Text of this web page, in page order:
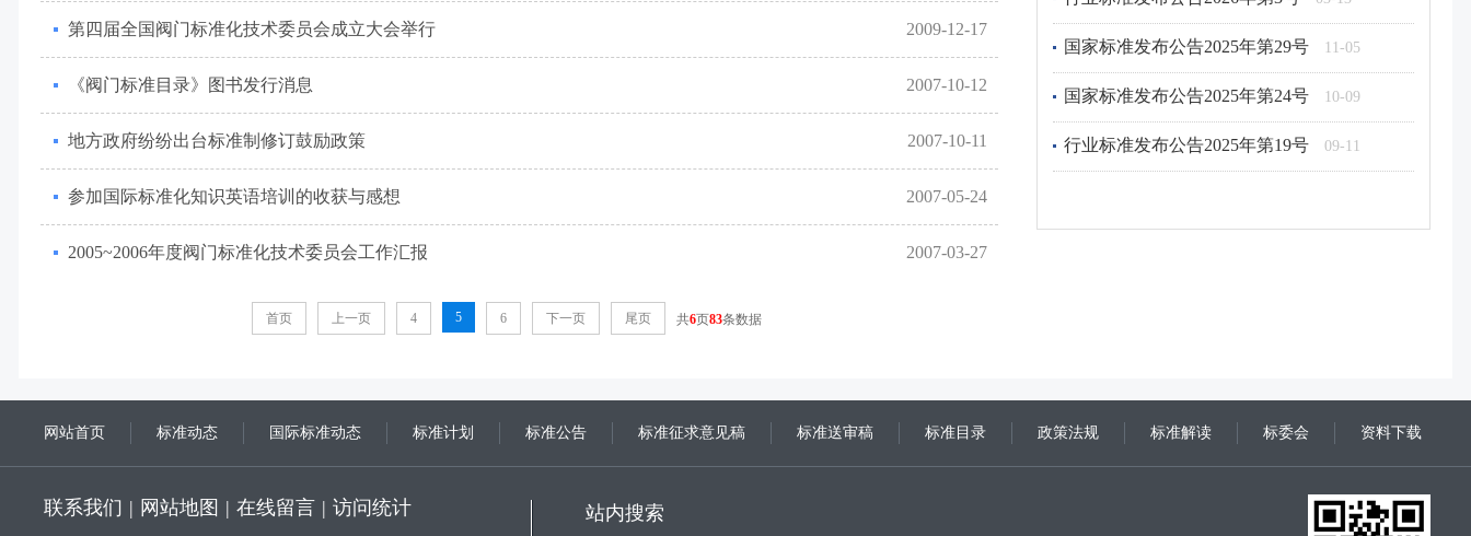
第四届全国阀门标准化技术委员会成立大会举行 2009-12-17
《阀门标准目录》图书发行消息 2007-10-12
地方政府纷纷出台标准制修订鼓励政策 2007-10-11
参加国际标准化知识英语培训的收获与感想 2007-05-24
2005~2006年度阀门标准化技术委员会工作汇报 2007-03-27
首页 上一页 4 5 6 下一页 尾页 共6页83条数据
国家标准发布公告2025年第29号 11-05
国家标准发布公告2025年第24号 10-09
行业标准发布公告2025年第19号 09-11
网站首页 标准动态 国际标准动态 标准计划 标准公告 标准征求意见稿 标准送审稿 标准目录 政策法规 标准解读 标委会 资料下载
联系我们 | 网站地图 | 在线留言 | 访问统计 站内搜索